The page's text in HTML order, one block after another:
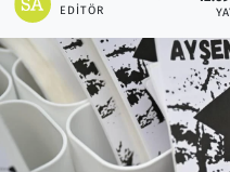
EDITÖR
Resmi İlanlar
Rüya Tabirleri
Sağlık